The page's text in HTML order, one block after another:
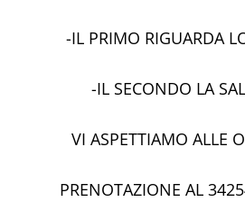
-IL PRIMO RIGUARDA
-IL SECONDO LA
VI ASPETTIAMO ALLE
PRENOTAZIONE AL